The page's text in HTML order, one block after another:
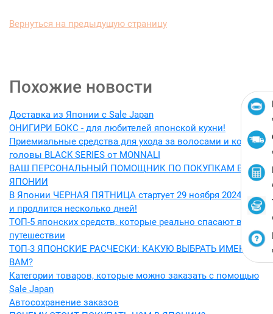
Вернуться на предыдущую страницу
Похожие новости
Доставка из Японии с Sale Japan
ОНИГИРИ БОКС - для любителей японской кухни!
Приемиальные средства для ухода за волосами и кожей
головы BLACK SERIES от MONNALI
ВАШ ПЕРСОНАЛЬНЫЙ ПОМОЩНИК ПО ПОКУПКАМ В
ЯПОНИИ
В Японии ЧЕРНАЯ ПЯТНИЦА стартует 29 ноября 2024 года
и продлится несколько дней!
ТОП-5 японских средств, которые реально спасают в
путешествии
ТОП-3 ЯПОНСКИЕ РАСЧЕСКИ: КАКУЮ ВЫБРАТЬ ИМЕННО
ВАМ?
Категории товаров, которые можно заказать с помощью
Sale Japan
Автосохранение заказов